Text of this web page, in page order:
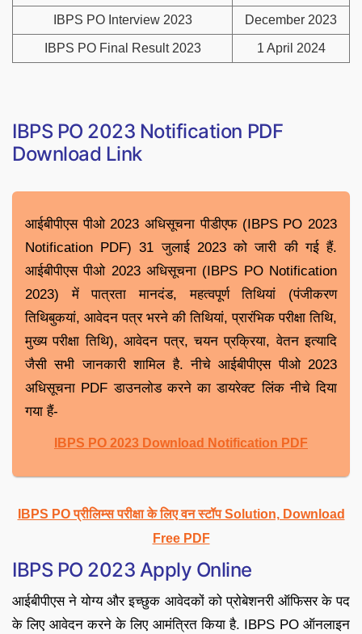
IBPS PO Interview 2023 December 2023
IBPS PO Final Result 2023 1 April 2024
IBPS PO 2023 Notification PDF
Download Link
आईबीपीएस पीओ 2023 अधिसूचना पीडीएफ (IBPS PO 2023
Notification PDF) 31 जुलाई 2023 को जारी की गई हैं.
आईबीपीएस पीओ 2023 अधिसूचना (IBPS PO Notification
2023) में पात्रता मानदंड, महत्वपूर्ण तिथियां (पंजीकरण
तिथिबुकयां, आवेदन पत्र भरने की तिथियां, प्रारंभिक परीक्षा तिथि,
मुख्य परीक्षा तिथि), आवेदन पत्र, चयन प्रक्रिया, वेतन इत्यादि
जैसी सभी जानकारी शामिल है. नीचे आईबीपीएस पीओ 2023
अधिसूचना PDF डाउनलोड करने का डायरेक्ट लिंक नीचे दिया
गया हैं-
IBPS PO 2023 Download Notification PDF
IBPS PO प्रीलिम्स परीक्षा के लिए वन स्टॉप Solution, Download
Free PDF
IBPS PO 2023 Apply Online
आईबीपीएस ने योग्य और इच्छुक आवेदकों को प्रोबेशनरी ऑफिसर के पद
के लिए आवेदन करने के लिए आमंत्रित किया है. IBPS PO ऑनलाइन